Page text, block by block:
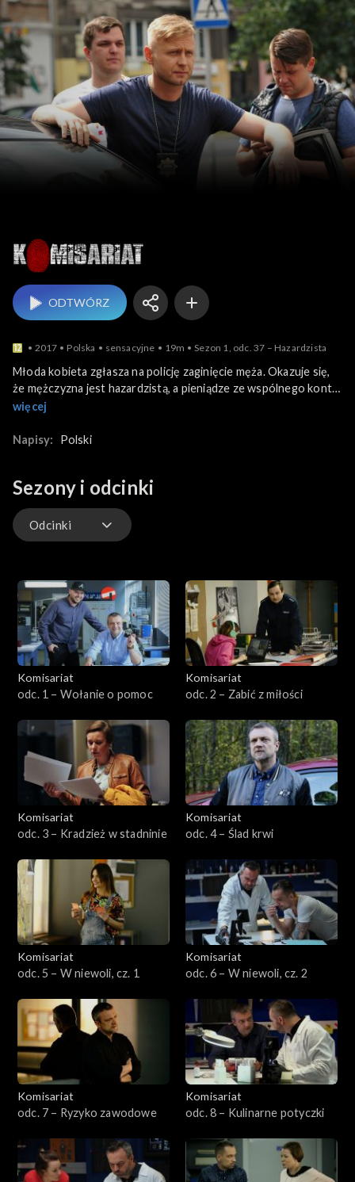
Komisariat
ODTWÓRZ
2017 Polska sensacyjne 19m Sezon 1, odc. 37 – Hazardzista
Młoda kobieta zgłasza na policję zaginięcie męża. Okazuje się,
że mężczyzna jest hazardzistą, a pieniądze ze wspólnego konta
małżonków zniknęły. Komisarz Polakowskiej udaje się odnaleźć
więcej
Napisy: Polski
Sezony i odcinki
Odcinki
Komisariat
odc. 1 – Wołanie o pomoc
Komisariat
odc. 2 – Zabić z miłości
Komisariat
odc. 3 – Kradzież w stadninie
Komisariat
odc. 4 – Ślad krwi
Komisariat
odc. 5 – W niewoli, cz. 1
Komisariat
odc. 6 – W niewoli, cz. 2
Komisariat
odc. 7 – Ryzyko zawodowe
Komisariat
odc. 8 – Kulinarne potyczki